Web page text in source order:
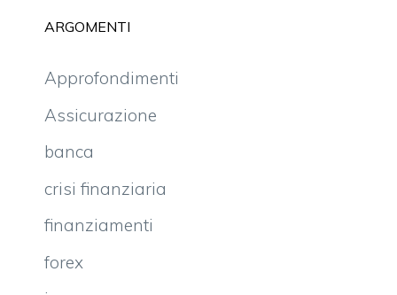
ARGOMENTI
Approfondimenti
Assicurazione
banca
crisi finanziaria
finanziamenti
forex